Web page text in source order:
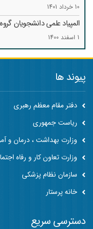
10 خرداد 1401
المپیاد علمی دانشجویان
1 اسفند 1400
پیوند ها
دفتر مقام معظم رهبری
ریاست جمهوری
وزارت بهداشت ، درمان و
وزارت تعاون کار و رفاه
سازمان نظام پزشکی
خانه پرستار
دسترسی سریع